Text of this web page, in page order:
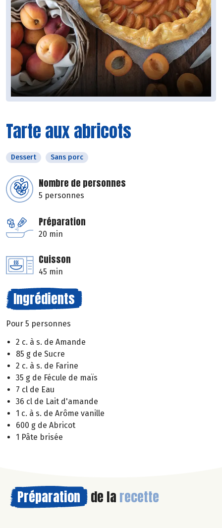
Tarte aux abricots
Dessert Sans porc
Nombre de personnes
5 personnes
Préparation
20 min
Cuisson
45 min
Ingrédients
Pour 5 personnes
2 c. à s. de Amande
85 g de Sucre
2 c. à s. de Farine
35 g de Fécule de maïs
7 cl de Eau
36 cl de Lait d'amande
1 c. à s. de Arôme vanille
600 g de Abricot
1 Pâte brisée
Préparation de la recette